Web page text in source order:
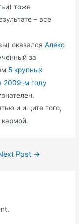
тоже
– все
оказалсяАлекс
за
5 крупных
2009-м году
и ищите того,
кармой.
Post →